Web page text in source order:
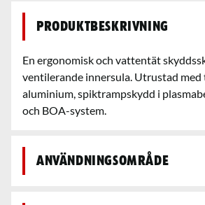
Produktbeskrivning
En ergonomisk och vattentät
ventilerande innersula. Utrustad med
aluminium, spiktrampskydd i
och BOA-system.
Användningsområde